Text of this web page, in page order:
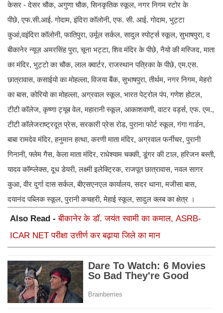
केसर - देसर चौक, अगुणा चौक, सिनकृतिक स्कूल, नगर निगम स्टोर के
पीछे, एफ.सी.आई. गोदाम, इंदिरा कॉलोनी, एफ. सी. आई. गोदाम, भुट्टा
कुआं,वइंदिरा कॉलोनी, फातिपुरा, उर्मूल सर्कल, सादुल स्पोर्ट्स स्कूल, सुभाषपुरा, द
बीकानेर न्यूज़ अमरसिंह पुरा, चूना भट्टा, शिव मंदिर के पीछे, नैयो की मस्जिद, माता
का मंदिर, भुट्टो का चौक, लाल क्वार्टर, राजस्थान पत्रिका के पीछे, एम.एस.
छात्रावास, कसाईयो का मोहल्ला, विजया बैंक, सुभाषपुरा, तीर्थम, नगर निगम, मेहरो
का बास, कोरियो का मोहल्ला, अग्रवाल स्कूल, भारत पेट्रोल पंप, गणेश होटल,
टीटी कॉलेज, कृष्णा ट्यूब वेल, महारानी स्कूल, आकाशवाणी, वाटर वर्ड्स, एफ. एम.,
टीटी कॉलेजराष्ट्रदूत प्रेस, सरकारी प्रेस रोड, पुराना फोर्ट स्कूल, गंगा गार्डन,
बाबा रामदेव मंदिर, हनुमान हत्था, करणी माता मंदिर, अग्रवाल फर्नीचर, पुरानी
गिनानी, फ्लेम गैस, केला माता मंदिर, राधेश्याम चक्की, डूंगर की टाल, हरिजन बस्ती,
यादव कॉम्प्लेक्स, दूध डेयरी, लक्ष्मी इलेक्ट्रिक, राजपूत छात्रावास, नवल सागर
कुआ, वीर दुर्गा दास सर्कल, बीएसएनएल कार्यालय, सदर थाना, मजीसा बास,
दयानंद पब्लिक स्कूल, पुरानी कचहरी, मेहाई स्कूल, सादुल क्लब का क्षेत्र ।
Also Read -बीकानेर के डॉ. जयंत स्वामी का कमाल, ASRB-
ICAR NET परीक्षा उत्तीर्ण कर बढ़ाया जिले का मान